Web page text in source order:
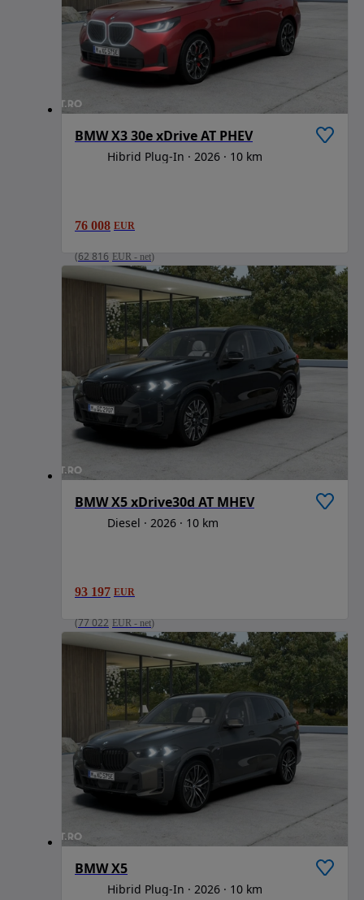
BMW X3 30e xDrive AT PHEV
Hibrid Plug-In 2026 10 km
76 008 EUR
(62 816 EUR - net)
BMW X5 xDrive30d AT MHEV
Diesel 2026 10 km
93 197 EUR
(77 022 EUR - net)
BMW X5
Hibrid Plug-In 2026 10 km